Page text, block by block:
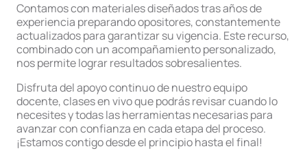
Contamos con materiales diseñados tras años de
experiencia preparando opositores, constantemente
actualizados para garantizar su vigencia. Este recurso,
combinado con un acompañamiento personalizado,
nos permite lograr resultados sobresalientes.
Disfruta del apoyo continuo de nuestro equipo
docente, clases en vivo que podrás revisar cuando lo
necesites y todas las herramientas necesarias para
avanzar con confianza en cada etapa del proceso.
¡Estamos contigo desde el principio hasta el final!